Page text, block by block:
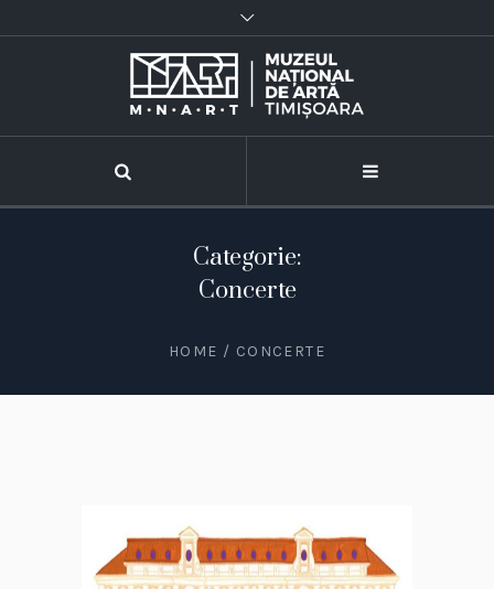
Categorie:
Concerte
HOME / CONCERTE